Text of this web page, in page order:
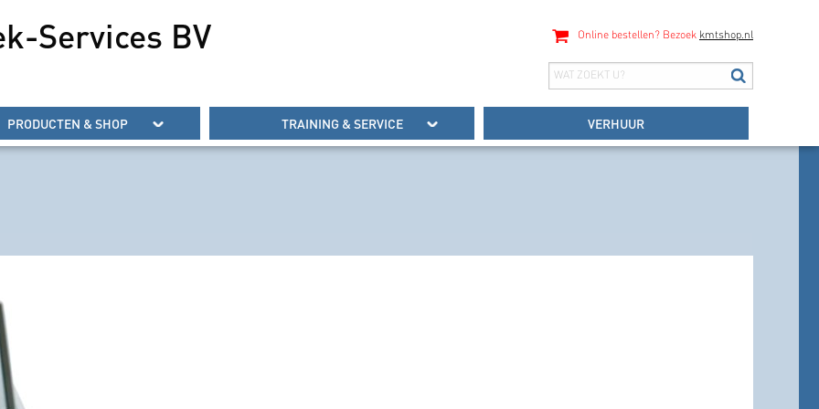
Services BV Online bestellen? Bezoek kmtshop.nl
PRODUCTEN & SHOP TRAINING & SERVICE VERHUUR